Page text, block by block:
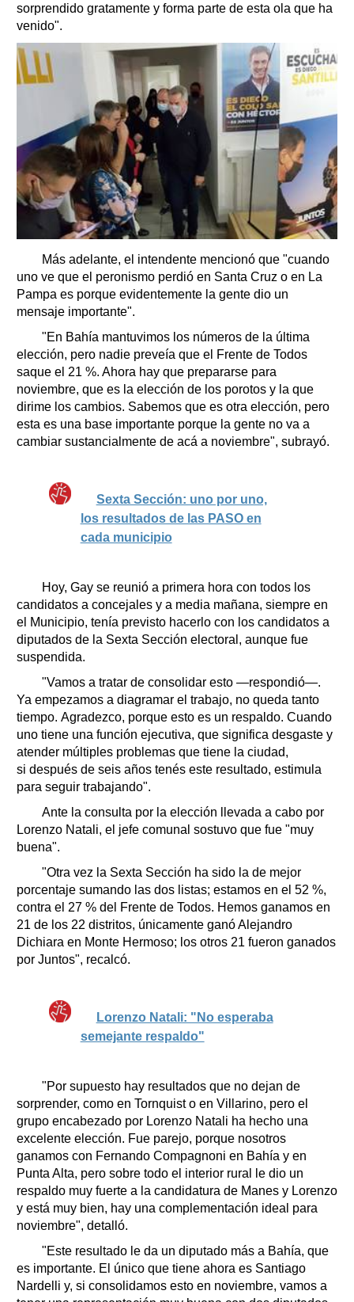
sorprendido gratamente y forma parte de esta ola que ha
venido".
Más adelante, el intendente mencionó que "cuando
uno ve que el peronismo perdió en Santa Cruz o en La
Pampa es porque evidentemente la gente dio un
mensaje importante".
"En Bahía mantuvimos los números de la última
elección, pero nadie preveía que el Frente de Todos
saque el 21 %. Ahora hay que prepararse para
noviembre, que es la elección de los porotos y la que
dirime los cambios. Sabemos que es otra elección, pero
esta es una base importante porque la gente no va a
cambiar sustancialmente de acá a noviembre", subrayó.
Sexta Sección: uno por uno,
los resultados de las PASO en
cada municipio
Hoy, Gay se reunió a primera hora con todos los
candidatos a concejales y a media mañana, siempre en
el Municipio, tenía previsto hacerlo con los candidatos a
diputados de la Sexta Sección electoral, aunque fue
suspendida.
"Vamos a tratar de consolidar esto —respondió—.
Ya empezamos a diagramar el trabajo, no queda tanto
tiempo. Agradezco, porque esto es un respaldo. Cuando
uno tiene una función ejecutiva, que significa desgaste y
atender múltiples problemas que tiene la ciudad,
si después de seis años tenés este resultado, estimula
para seguir trabajando".
Ante la consulta por la elección llevada a cabo por
Lorenzo Natali, el jefe comunal sostuvo que fue "muy
buena".
"Otra vez la Sexta Sección ha sido la de mejor
porcentaje sumando las dos listas; estamos en el 52 %,
contra el 27 % del Frente de Todos. Hemos ganamos en
21 de los 22 distritos, únicamente ganó Alejandro
Dichiara en Monte Hermoso; los otros 21 fueron ganados
por Juntos", recalcó.
Lorenzo Natali: "No esperaba
semejante respaldo"
"Por supuesto hay resultados que no dejan de
sorprender, como en Tornquist o en Villarino, pero el
grupo encabezado por Lorenzo Natali ha hecho una
excelente elección. Fue parejo, porque nosotros
ganamos con Fernando Compagnoni en Bahía y en
Punta Alta, pero sobre todo el interior rural le dio un
respaldo muy fuerte a la candidatura de Manes y Lorenzo
y está muy bien, hay una complementación ideal para
noviembre", detalló.
"Este resultado le da un diputado más a Bahía, que
es importante. El único que tiene ahora es Santiago
Nardelli y, si consolidamos esto en noviembre, vamos a